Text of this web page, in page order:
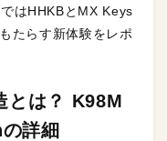
はHHKBとMX Keys
たらす新体験をレポ
とは？ K98M
詳細